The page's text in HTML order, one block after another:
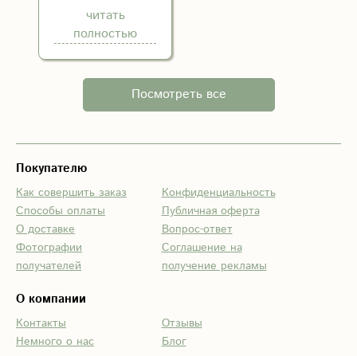
доставили в срок.
Девушка
довольна :)
читать
полностью
Посмотреть все
Покупателю
Как совершить заказ
Способы оплаты
О доставке
Фотографии
получателей
Конфиденциальность
Публичная оферта
Вопрос-ответ
Соглашение на
получение рекламы
О компании
Контакты
Немного о нас
Отзывы
Блог